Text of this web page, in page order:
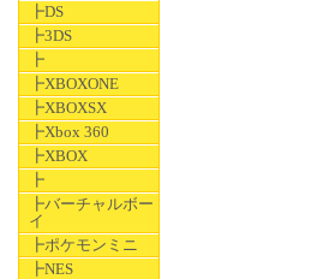
┣DS
┣3DS
┣
┣XBOXONE
┣XBOXSX
┣Xbox 360
┣XBOX
┣
┣バーチャルボー
イ
┣ポケモンミニ
┣NES